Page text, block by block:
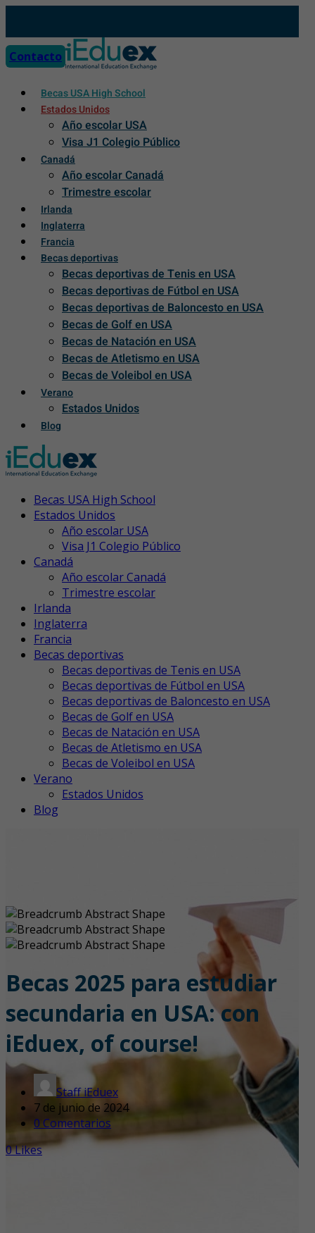
content
Contacto
Becas USA High School
Estados Unidos
Año escolar USA
Visa J1 Colegio Público
Canadá
Año escolar Canadá
Trimestre escolar
Irlanda
Inglaterra
Francia
Becas deportivas
Becas deportivas de Tenis en USA
Becas deportivas de Fútbol en USA
Becas deportivas de Baloncesto en USA
Becas de Golf en USA
Becas de Natación en USA
Becas de Atletismo en USA
Becas de Voleibol en USA
Verano
Estados Unidos
Blog
Becas USA High School
Estados Unidos
Año escolar USA
Visa J1 Colegio Público
Canadá
Año escolar Canadá
Trimestre escolar
Irlanda
Inglaterra
Francia
Becas deportivas
Becas deportivas de Tenis en USA
Becas deportivas de Fútbol en USA
Becas deportivas de Baloncesto en USA
Becas de Golf en USA
Becas de Natación en USA
Becas de Atletismo en USA
Becas de Voleibol en USA
Verano
Estados Unidos
Blog
Becas 2025 para estudiar
secundaria en USA: con
iEduex, of course!
Staff iEduex
7 de junio de 2024
0 Comentarios
0Likes